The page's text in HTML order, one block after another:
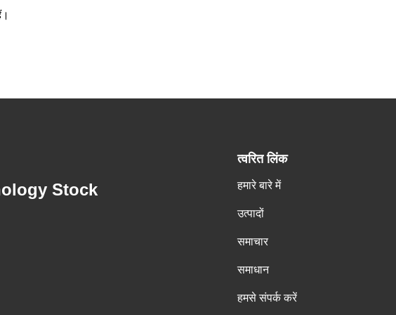
Stock
त्वरित लिंक
हमारे बारे में
उत्पादों
समाचार
समाधान
हमसे संपर्क करें